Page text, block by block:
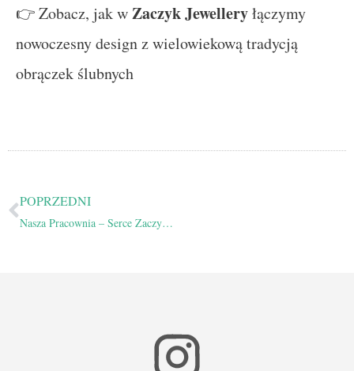
👉 Zobacz, jak wZaczyk Jewelleryłączymy
nowoczesny design z wielowiekową tradycją
obrączek ślubnych
POPRZEDNI
Nasza Pracownia – Serce Zaczyk Jewellery